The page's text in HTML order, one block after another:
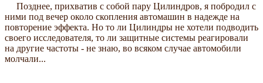
Позднее, прихватив с собой пару Цилиндров, я побродил с
ними под вечер около скопления автомашин в надежде на
повторение эффекта. Но то ли Цилиндры не хотели подводить
своего исследователя, то ли защитные системы реагировали
на другие частоты - не знаю, во всяком случае автомобили
молчали...